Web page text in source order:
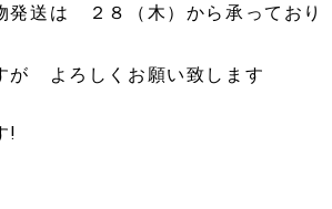
送は ２８（木）から承っており
が よろしくお願い致します
!